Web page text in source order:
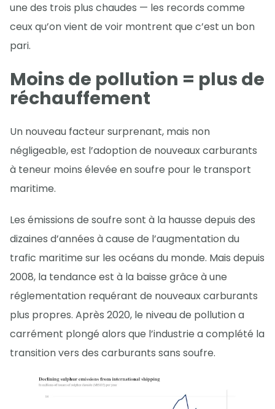
une des trois plus chaudes — les records comme
ceux qu’on vient de voir montrent que c’est un bon
pari.
Moins de pollution = plus de
réchauffement
Un nouveau facteur surprenant, mais non
négligeable, est l’adoption de nouveaux carburants
à teneur moins élevée en soufre pour le transport
maritime.
Les émissions de soufre sont à la hausse depuis des
dizaines d’années à cause de l’augmentation du
trafic maritime sur les océans du monde. Mais depuis
2008, la tendance est à la baisse grâce à une
réglementation requérant de nouveaux carburants
plus propres. Après 2020, le niveau de pollution a
carrément plongé alors que l’industrie a complété la
transition vers des carburants sans soufre.